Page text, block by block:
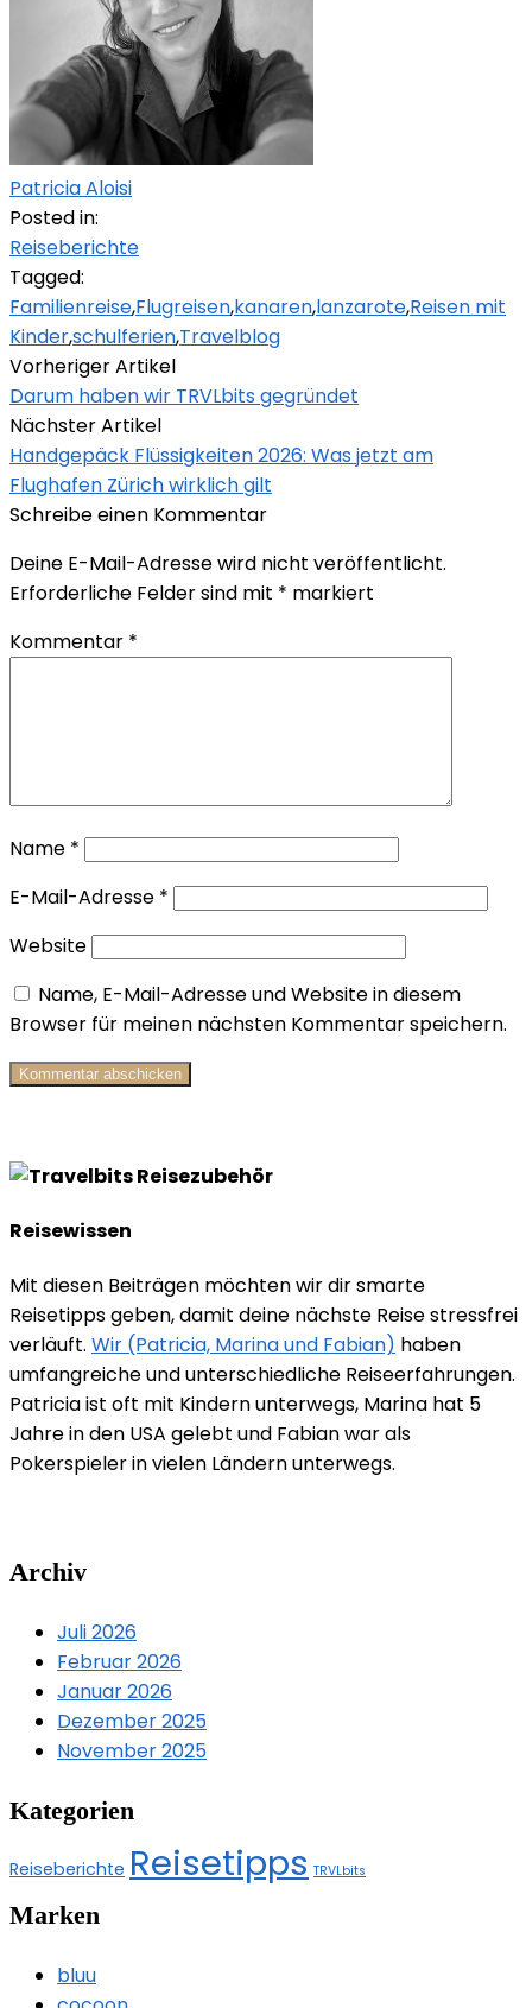
Patricia Aloisi
Posted in:
Reiseberichte
Tagged:
Familienreise,Flugreisen,kanaren,lanzarote,Reisen mit
Kinder,schulferien,Travelblog
Vorheriger Artikel
Darum haben wir TRVLbits gegründet
Nächster Artikel
Handgepäck Flüssigkeiten 2026: Was jetzt am
Flughafen Zürich wirklich gilt
Schreibe einen Kommentar
Deine E-Mail-Adresse wird nicht veröffentlicht.
Erforderliche Felder sind mit * markiert
Kommentar *
Name *
E-Mail-Adresse *
Website
Name, E-Mail-Adresse und Website in diesem
Browser für meinen nächsten Kommentar speichern.
Reisewissen
Mit diesen Beiträgen möchten wir dir smarte
Reisetipps geben, damit deine nächste Reise stressfrei
verläuft. Wir (Patricia, Marina und Fabian) haben
umfangreiche und unterschiedliche Reiseerfahrungen.
Patricia ist oft mit Kindern unterwegs, Marina hat 5
Jahre in den USA gelebt und Fabian war als
Pokerspieler in vielen Ländern unterwegs.
Archiv
Juli 2026
Februar 2026
Januar 2026
Dezember 2025
November 2025
Kategorien
Reiseberichte Reisetipps TRVLbits
Marken
bluu